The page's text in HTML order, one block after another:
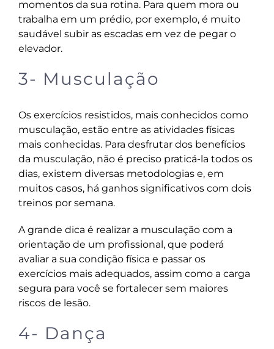
momentos da sua rotina. Para quem mora ou
trabalha em um prédio, por exemplo, é muito
saudável subir as escadas em vez de pegar o
elevador.
3- Musculação
Os exercícios resistidos, mais conhecidos como
musculação, estão entre as atividades físicas
mais conhecidas. Para desfrutar dos benefícios
da musculação, não é preciso praticá-la todos os
dias, existem diversas metodologias e, em
muitos casos, há ganhos significativos com dois
treinos por semana.
A grande dica é realizar a musculação com a
orientação de um profissional, que poderá
avaliar a sua condição física e passar os
exercícios mais adequados, assim como a carga
segura para você se fortalecer sem maiores
riscos de lesão.
4- Dança